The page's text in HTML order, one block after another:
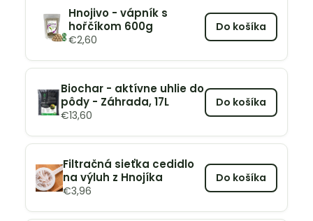
Hnojivo - vápník s
hořčíkom 600g
€2,60
Do košíka
Biochar - aktívne uhlie do
pôdy - Záhrada, 17L
€13,60
Do košíka
Filtračná sieťka cedidlo
na výluh z Hnojíka
€3,96
Do košíka